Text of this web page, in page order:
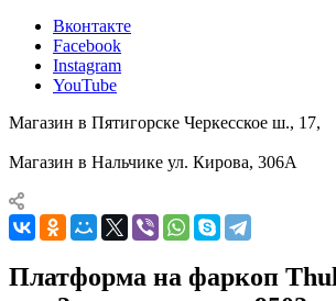
Вконтакте
Facebook
Instagram
YouTube
Магазин в Пятигорске Черкесское ш., 17,
Магазин в Нальчике ул. Кирова, 306А
Платформа на фаркоп